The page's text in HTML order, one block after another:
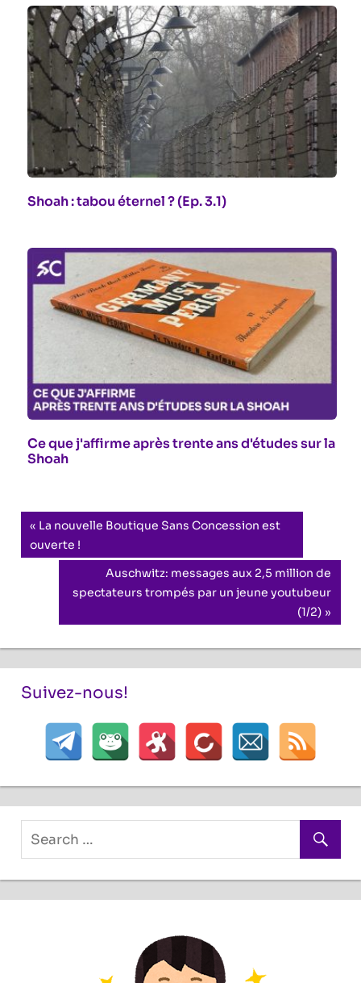
Shoah : tabou éternel ? (Ep. 3.1)
Ce que j'affirme après trente ans d'études sur la
Shoah
Navigation
de
l’article
Previous
Post:
La nouvelle Boutique Sans Concession est
ouverte !
Next
Post:
Auschwitz: messages aux 2,5 million de
spectateurs trompés par un jeune youtubeur
(1/2)
Suivez-nous!